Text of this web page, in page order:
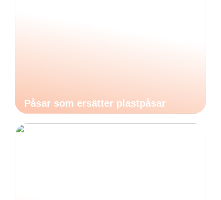
Påsar som ersätter plastpåsar